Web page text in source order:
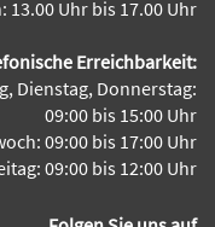
13.00 Uhr bis 17.00 Uhr
Erreichbarkeit:
Dienstag, Donnerstag:
09:00 bis 15:00 Uhr
09:00 bis 17:00 Uhr
09:00 bis 12:00 Uhr